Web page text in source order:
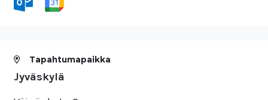
Tapahtumapaikka
Jyväskylä